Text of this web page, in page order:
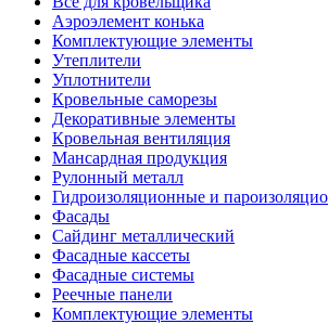
Аэроэлемент конька
Комплектующие элементы
Утеплители
Уплотнители
Кровельные саморезы
Декоративные элементы
Кровельная вентиляция
Мансардная продукция
Рулонный металл
Гидроизоляционные и
Фасады
Сайдинг металлический
Фасадные кассеты
Фасадные системы
Реечные панели
Комплектующие элементы